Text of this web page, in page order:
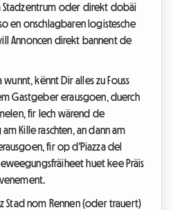
Stadzentrum oder direkt dobäi
en onschlagbaren logistesche
Annoncen direkt bannent de
wunnt, kënnt Dir alles zu Fouss
Gastgeber erausgoen, duerch
fir Iech wärend de
Kille raschten, an dann am
fir op d'Piazza del
huet kee Präis
Stad nom Rennen (oder trauert)